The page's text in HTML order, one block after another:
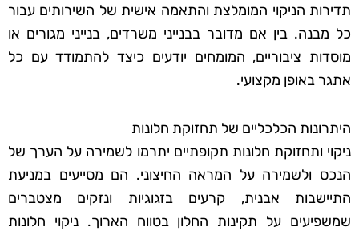
תדירות הניקוי המומלצת והתאמה אישית של השירותים עבור
כל מבנה. בין אם מדובר בבנייני משרדים, בנייני מגורים או
מוסדות ציבוריים, המומחים יודעים כיצד להתמודד עם כל
אתגר באופן מקצועי.
היתרונות הכלכליים של תחזוקת חלונות
ניקוי ותחזוקת חלונות תקופתיים יתרמו לשמירה על הערך של
הנכס ולשמירה על המראה החיצוני. הם מסייעים במניעת
התיישבות אבנית, קרעים בזגוגיות ונזקים מצטברים
שמשפיעים על תקינות החלון בטווח הארוך. ניקוי חלונות